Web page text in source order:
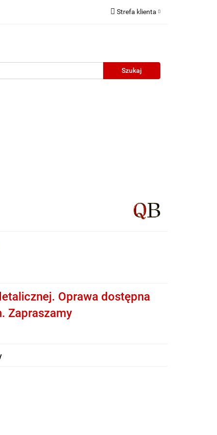
Strefa klienta
Dodaj zgłoszenie
Oprawa dostępna
Zapraszamy